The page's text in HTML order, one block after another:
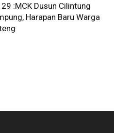
:MCK Dusun Cilintung
Harapan Baru Warga